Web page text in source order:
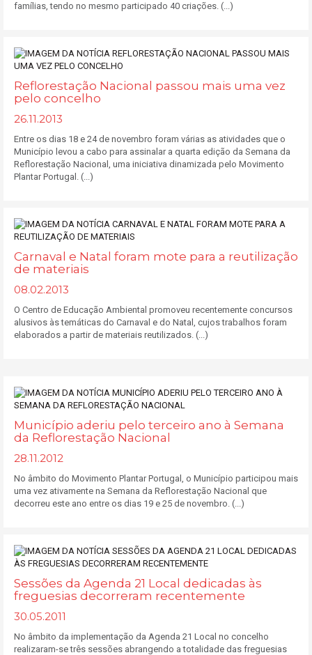
famílias, tendo no mesmo participado 40 criações. (...)
Reflorestação Nacional passou mais uma vez
pelo concelho
26.11.2013
Entre os dias 18 e 24 de novembro foram várias as atividades que o
Município levou a cabo para assinalar a quarta edição da Semana da
Reflorestação Nacional, uma iniciativa dinamizada pelo Movimento
Plantar Portugal. (...)
Carnaval e Natal foram mote para a reutilização
de materiais
08.02.2013
O Centro de Educação Ambiental promoveu recentemente concursos
alusivos às temáticas do Carnaval e do Natal, cujos trabalhos foram
elaborados a partir de materiais reutilizados. (...)
Município aderiu pelo terceiro ano à Semana
da Reflorestação Nacional
28.11.2012
No âmbito do Movimento Plantar Portugal, o Município participou mais
uma vez ativamente na Semana da Reflorestação Nacional que
decorreu este ano entre os dias 19 e 25 de novembro. (...)
Sessões da Agenda 21 Local dedicadas às
freguesias decorreram recentemente
30.05.2011
No âmbito da implementação da Agenda 21 Local no concelho
realizaram-se três sessões abrangendo a totalidade das freguesias